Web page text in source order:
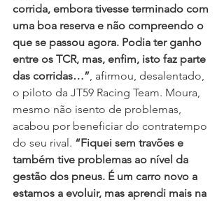
corrida, embora tivesse terminado com
uma boa reserva e não compreendo o
que se passou agora. Podia ter ganho
entre os TCR, mas, enfim, isto faz parte
das corridas…”, afirmou, desalentado,
o piloto da JT59 Racing Team. Moura,
mesmo não isento de problemas,
acabou por beneficiar do contratempo
do seu rival. “Fiquei sem travões e
também tive problemas ao nível da
gestão dos pneus. É um carro novo a
estamos a evoluir, mas aprendi mais na